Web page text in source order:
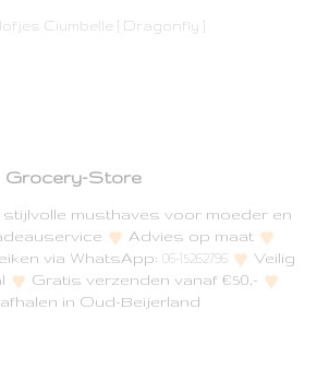
Ciumbelle [ Dragonfly ]
Grocery-Store
stijlvolle musthaves voor moeder en
Advies op maat
via WhatsApp: 06-15262796
Veilig
Gratis verzenden vanaf €50,-
in Oud-Beijerland